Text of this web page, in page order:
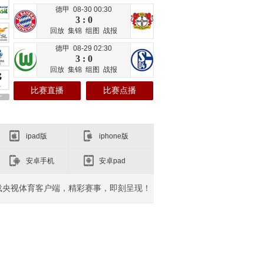
德甲 08-30 00:30
3 : 0
回放 集锦 组图 战报
德甲 08-29 02:30
3 : 0
回放 集锦 组图 战报
比赛直播 比赛点播
ipad版 iphone版
安卓手机 安卓pad
央视体育客户端，精彩赛事，即刻呈现！